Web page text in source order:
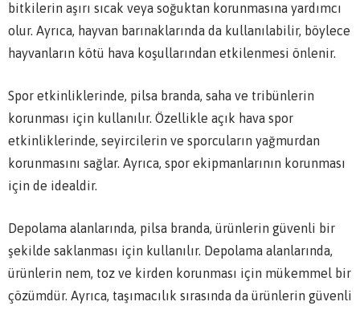
bitkilerin aşırı sıcak veya soğuktan korunmasına yardımcı
olur. Ayrıca, hayvan barınaklarında da kullanılabilir, böylece
hayvanların kötü hava koşullarından etkilenmesi önlenir.
Spor etkinliklerinde, pilsa branda, saha ve tribünlerin
korunması için kullanılır. Özellikle açık hava spor
etkinliklerinde, seyircilerin ve sporcuların yağmurdan
korunmasını sağlar. Ayrıca, spor ekipmanlarının korunması
için de idealdir.
Depolama alanlarında, pilsa branda, ürünlerin güvenli bir
şekilde saklanması için kullanılır. Depolama alanlarında,
ürünlerin nem, toz ve kirden korunması için mükemmel bir
çözümdür. Ayrıca, taşımacılık sırasında da ürünlerin güvenli